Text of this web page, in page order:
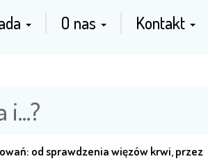
O nas Kontakt
i…?
od sprawdzenia więzów krwi, przez